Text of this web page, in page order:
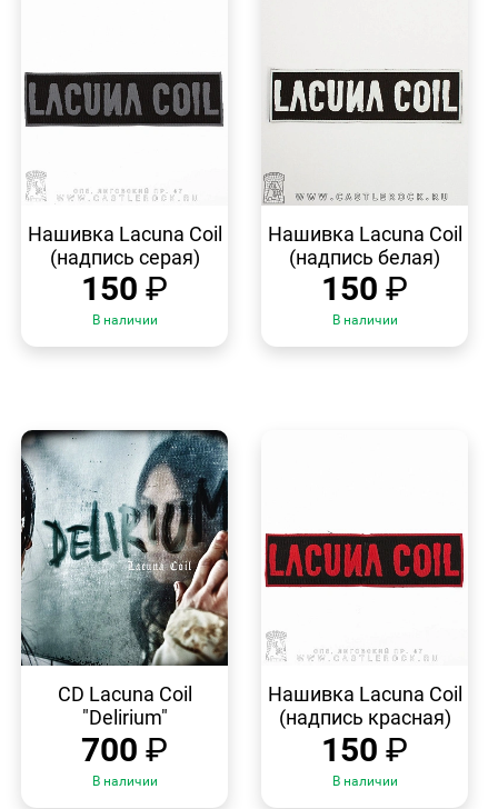
ПРОСМОТР
Нашивка Lacuna Coil
(надпись серая)
150 ₽
В наличии
ПРОСМОТР
Нашивка Lacuna Coil
(надпись белая)
150 ₽
В наличии
ПРОСМОТР
CD Lacuna Coil
"Delirium"
700 ₽
В наличии
ПРОСМОТР
Нашивка Lacuna Coil
(надпись красная)
150 ₽
В наличии